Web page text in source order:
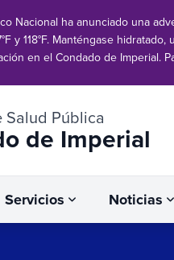
Nacional ha anunciado una
y 118°F. Manténgase
en el Condado de Imperial.
Pública
de Imperial
Servicios Noticias